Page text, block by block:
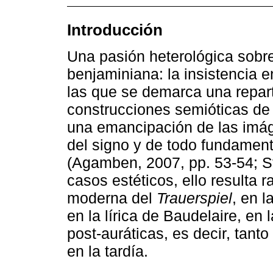
Introducción
Una pasión heterológica
benjaminiana: la insistencia
las que se demarca una
construcciones semióticas
una emancipación de las
del signo y de todo
(Agamben, 2007, pp. 53-54;
casos estéticos, ello resulta
moderna del Trauerspiel, en
en la lírica de Baudelaire, en
post-auráticas, es decir,
en la tardía.